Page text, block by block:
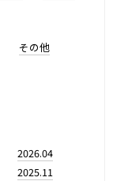
その他
2026.04
2025.11